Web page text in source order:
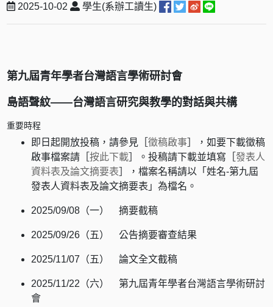
2025-10-02 學生(系辦工讀生)
第九屆青年學者台灣語言學術研討會
島語聲紋——台灣語言研究與教學的對話與共構
重要時程
即日起開放投稿，請參見［徵稿啟事 ］，如要下載徵稿
啟事檔案請［按此下載 ］。投稿請下載並填寫［發表人
資料表及論文摘要表 ］，檔案名稱請以「姓名-第九屆
發表人資料表及論文摘要表」為檔名。
2025/09/08（一） 摘要截稿
2025/09/26（五） 公告摘要審查結果
2025/11/07（五） 論文全文截稿
2025/11/22（六） 第九屆青年學者台灣語言學術研討
會